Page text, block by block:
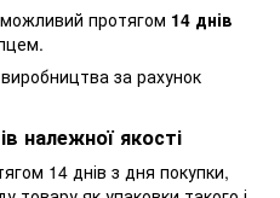
протягом 14 днів
виробництва за рахунок
належної якості
14 днів з дня покупки,